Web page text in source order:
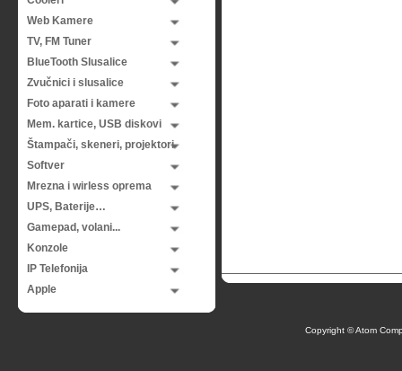
Web Kamere
TV, FM Tuner
BlueTooth Slusalice
Zvučnici i slusalice
Foto aparati i kamere
Mem. kartice, USB diskovi
Štampači, skeneri, projektori
Softver
Mrezna i wirless oprema
UPS, Baterije…
Gamepad, volani...
Konzole
IP Telefonija
Apple
Copyright © Atom